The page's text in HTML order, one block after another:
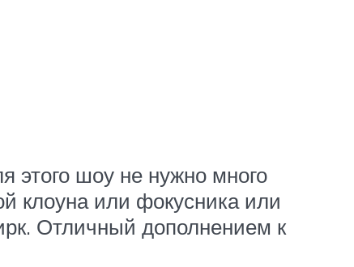
этого шоу не нужно много
клоуна или фокусника или
Отличный дополнением к